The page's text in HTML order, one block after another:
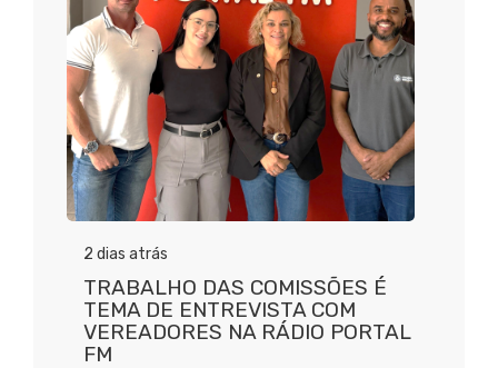
2 dias atrás
TRABALHO DAS COMISSÕES É
TEMA DE ENTREVISTA COM
VEREADORES NA RÁDIO PORTAL
FM